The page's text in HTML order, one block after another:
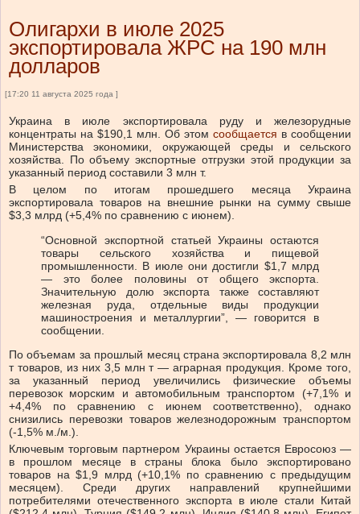
Олигархи в июле 2025
экспортировала ЖРС на 190 млн
долларов
[17:20 11 августа 2025 года ]
Украина в июле экспортировала руду и железорудные
концентраты на $190,1 млн. Об этом сообщается в сообщении
Министерства экономики, окружающей среды и сельского
хозяйства. По объему экспортные отгрузки этой продукции за
указанный период составили 3 млн т.
В целом по итогам прошедшего месяца Украина
экспортировала товаров на внешние рынки на сумму свыше
$3,3 млрд (+5,4% по сравнению с июнем).
“Основной экспортной статьей Украины остаются
товары сельского хозяйства и пищевой
промышленности. В июле они достигли $1,7 млрд
— это более половины от общего экспорта.
Значительную долю экспорта также составляют
железная руда, отдельные виды продукции
машиностроения и металлургии”, — говорится в
сообщении.
По объемам за прошлый месяц страна экспортировала 8,2 млн
т товаров, из них 3,5 млн т — аграрная продукция. Кроме того,
за указанный период увеличились физические объемы
перевозок морским и автомобильным транспортом (+7,1% и
+4,4% по сравнению с июнем соответственно), однако
снизились перевозки товаров железнодорожным транспортом
(-1,5% м./м.).
Ключевым торговым партнером Украины остается Евросоюз —
в прошлом месяце в страны блока было экспортировано
товаров на $1,9 млрд (+10,1% по сравнению с предыдущим
месяцем). Среди других направлений крупнейшими
потребителями отечественного экспорта в июле стали Китай